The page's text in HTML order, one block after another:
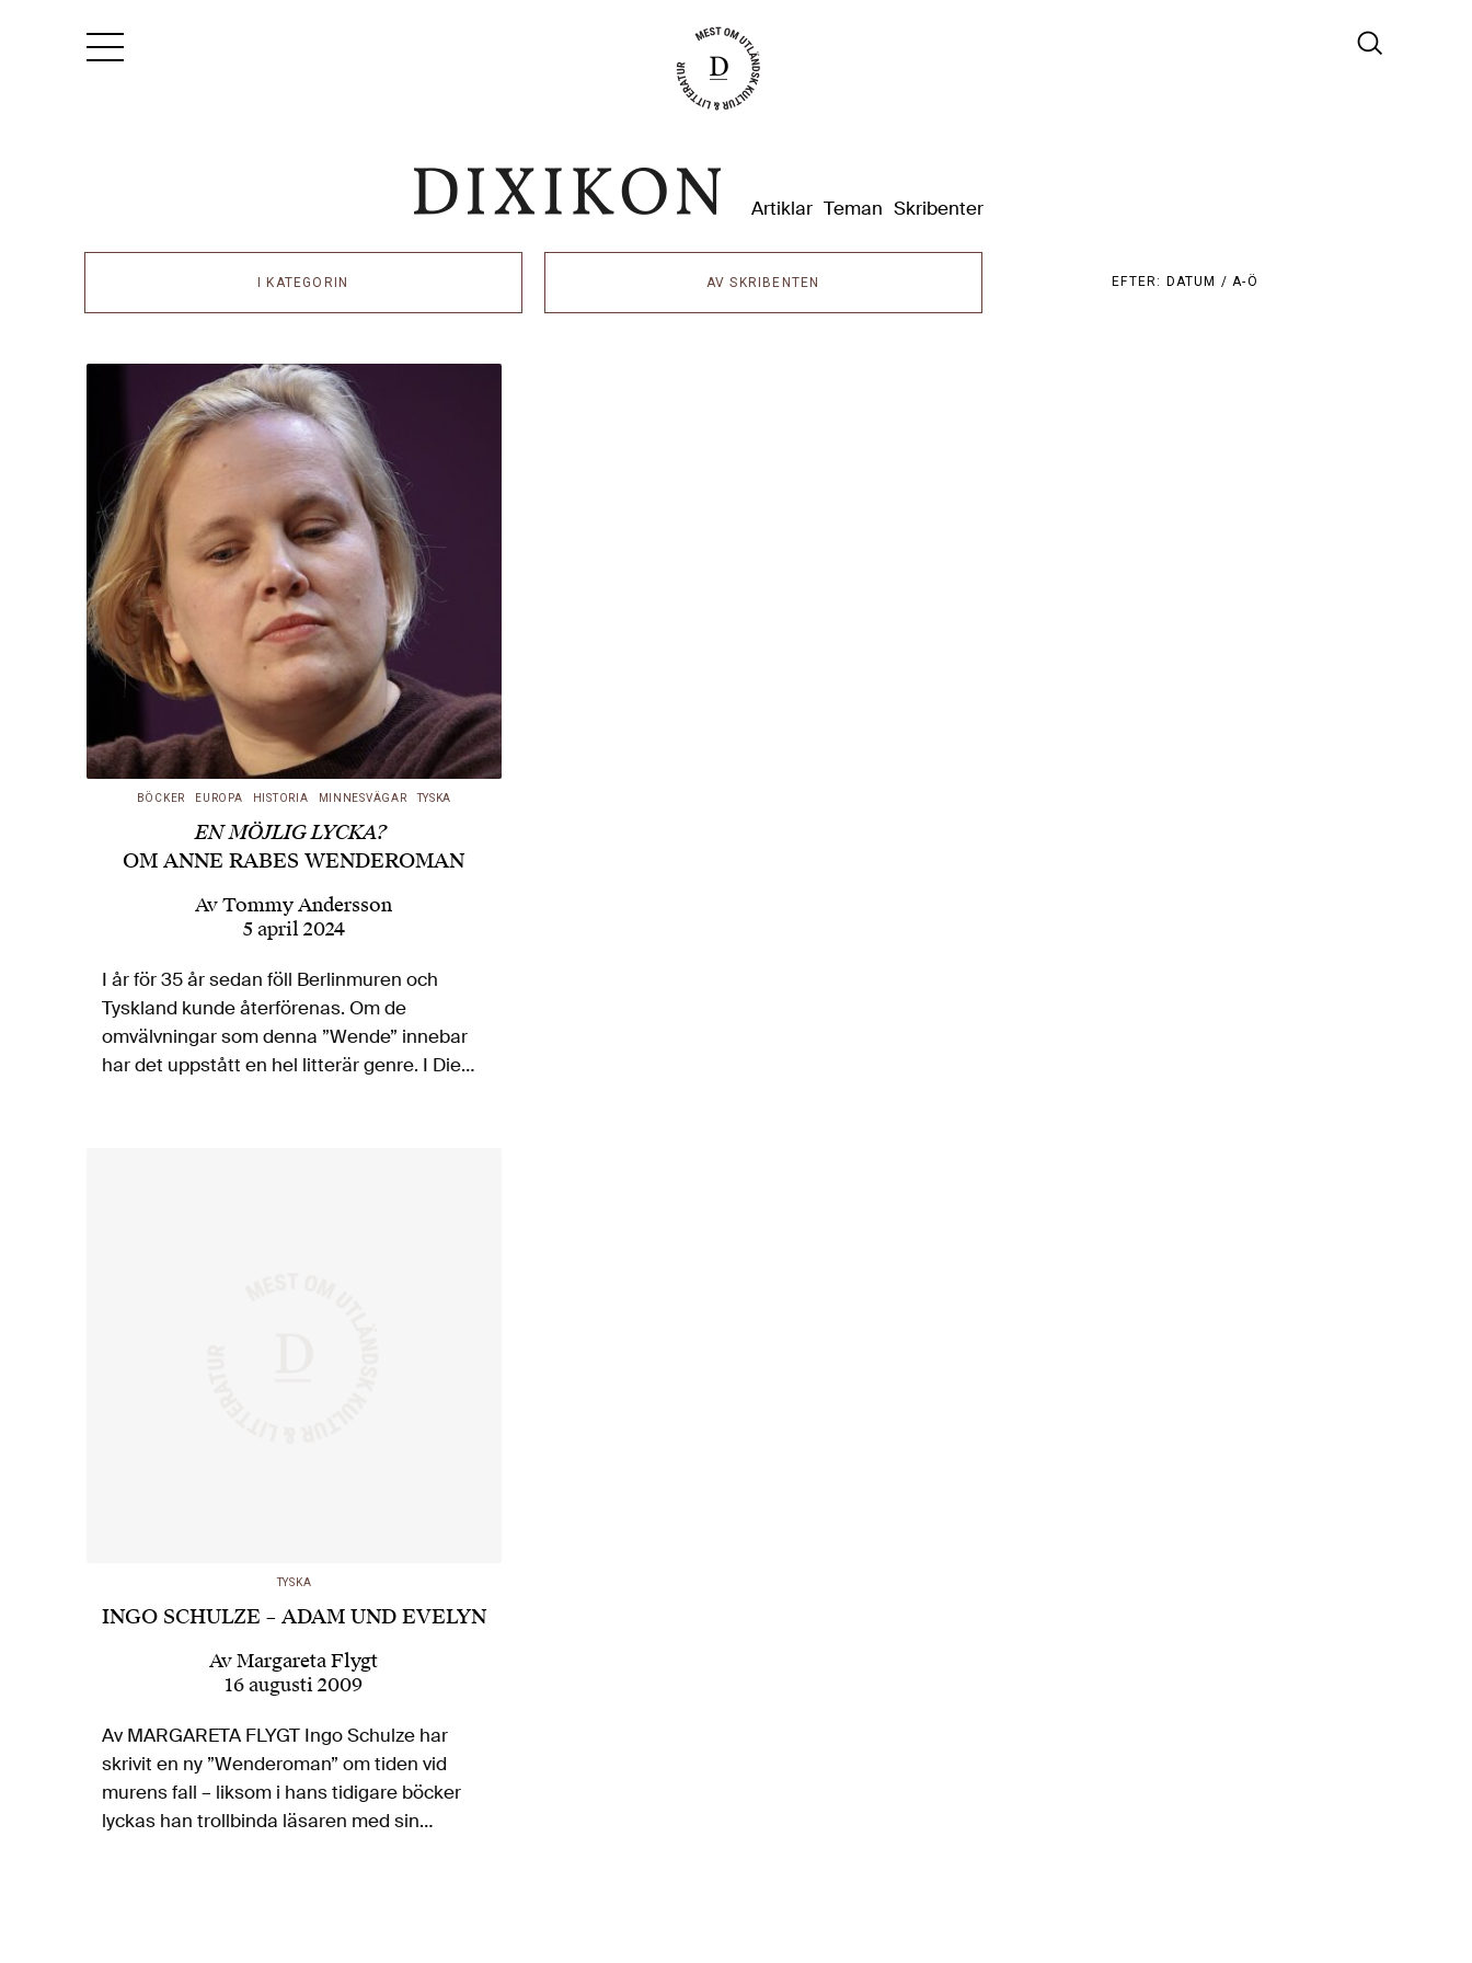
Artiklar Teman Skribenter
I KATEGORIN AV SKRIBENTEN EFTER: DATUM / A-Ö
BÖCKER EUROPA HISTORIA MINNESVÄGAR TYSKA
EN MÖJLIG LYCKA?
OM ANNE RABES WENDEROMAN
AvTommy Andersson
5 april 2024
I år för 35 år sedan föll Berlinmuren och
Tyskland kunde återförenas. Om de
omvälvningar som denna ”Wende” innebar
har det uppstått en hel litterär genre. I Die
TYSKA
INGO SCHULZE – ADAM UND EVELYN
AvMargareta Flygt
16 augusti 2009
Av MARGARETA FLYGT Ingo Schulze har
skrivit en ny ”Wenderoman” om tiden vid
murens fall – liksom i hans tidigare böcker
lyckas han trollbinda läsaren med sin